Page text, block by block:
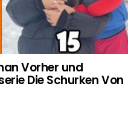
Vorher und
Die Schurken Von